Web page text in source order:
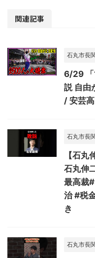
関連記事
石丸市長
6/29
説 自由
/ 安芸高
石丸市長
【石
石丸伸
最高裁
治 #税
き
石丸市長